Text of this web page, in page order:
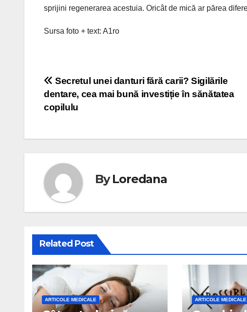
sprijini regenerarea acestuia. Oricât de mică ar părea
Sursa foto + text: A1ro
Navigare
în
Secretul unei danturi fără carii? Sigilările
dentare, cea mai bună investiție în sănătatea
copilulu
ByLoredana
Related Post
ARTICOLE MEDICALE ARTICOLE MEDICALE